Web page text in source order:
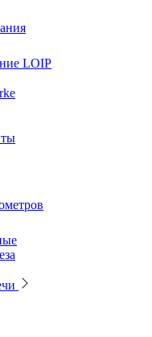
LOIP